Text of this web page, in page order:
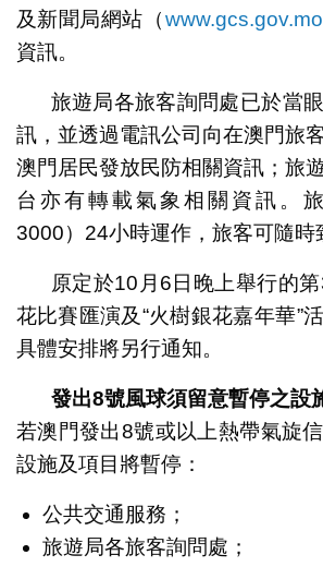
及新聞局網站（www.gcs.gov.mo
資訊。
旅遊局各旅客詢問處已於當
訊，並透過電訊公司向在澳門旅
澳門居民發放民防相關資訊；旅
台亦有轉載氣象相關資訊。
3000）24小時運作，旅客可隨時
原定於10月6日晚上舉行的
花比賽匯演及“火樹銀花嘉年華”
具體安排將另行通知。
發出8號風球須留意暫停之設
若澳門發出8號或以上熱帶氣旋
設施及項目將暫停：
公共交通服務；
旅遊局各旅客詢問處；